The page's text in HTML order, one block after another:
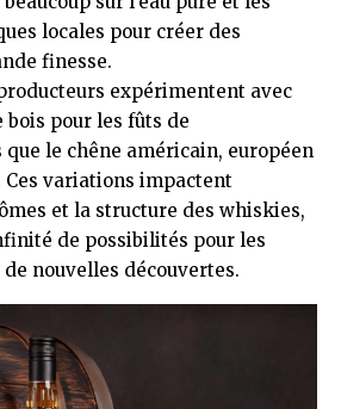
locales pour créer des
finesse.
expérimentent avec
pour les fûts de
le chêne américain, européen
Ces variations impactent
et la structure des whiskies,
de possibilités pour les
nouvelles découvertes.